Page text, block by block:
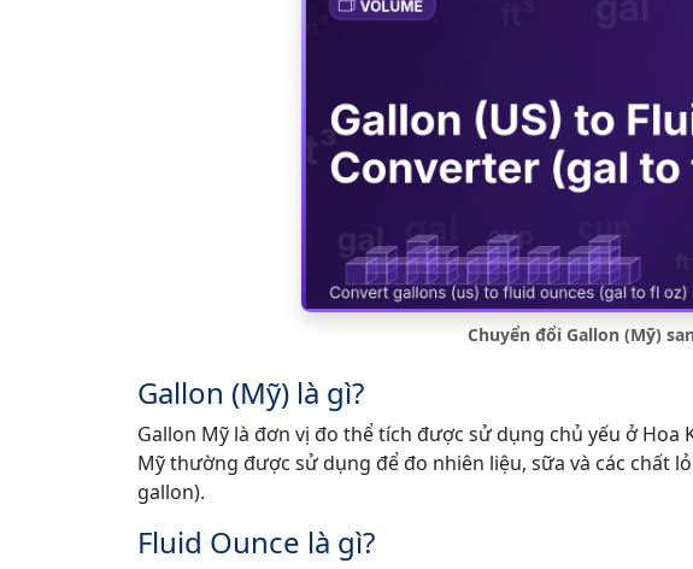
Chuyển đổi Gallon (Mỹ)
Gallon (Mỹ) là gì?
Gallon Mỹ là đơn vị đo thể tích được sử dụng chủ yếu ở Hoa
Mỹ thường được sử dụng để đo nhiên liệu, sữa và các chất
gallon).
Fluid Ounce là gì?